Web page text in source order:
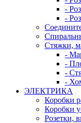
-
-
Стяжки,
-
-
-
-
ЭЛЕКТРИКА
Коробки
Коробки
Розетки,